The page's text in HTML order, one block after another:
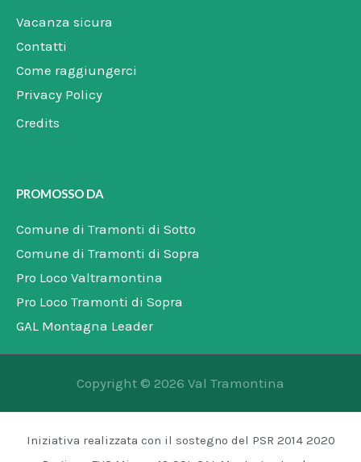
Vacanza sicura
Contatti
Come raggiungerci
Privacy Policy
Credits
PROMOSSO DA
Comune di Tramonti di Sotto
Comune di Tramonti di Sopra
Pro Loco Valtramontina
Pro Loco Tramonti di Sopra
GAL Montagna Leader
Copyright © 2026 Val Tramontina
Iniziativa realizzata con il sostegno del PSR 2014 2020